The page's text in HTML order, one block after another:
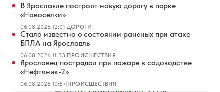
В Ярославле построят новую дорогу в парке
«Новоселки»
06.08.2026 12:01|ДОРОГИ
Стало известно о состоянии раненых при атаке
БПЛА на Ярославль
06.08.2026 11:33|ПРОИСШЕСТВИЯ
Ярославец пострадал при пожаре в садоводстве
«Нефтяник-2»
06.08.2026 10:57|ПРОИСШЕСТВИЯ